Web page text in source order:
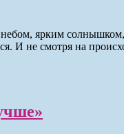
ярким
И не смотря на